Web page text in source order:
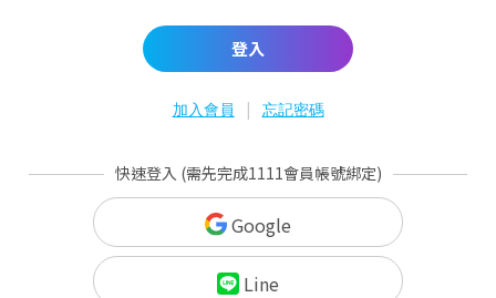
登入
加入會員 | 忘記密碼
快速登入 (需先完成1111會員帳號綁定)
Google
Line